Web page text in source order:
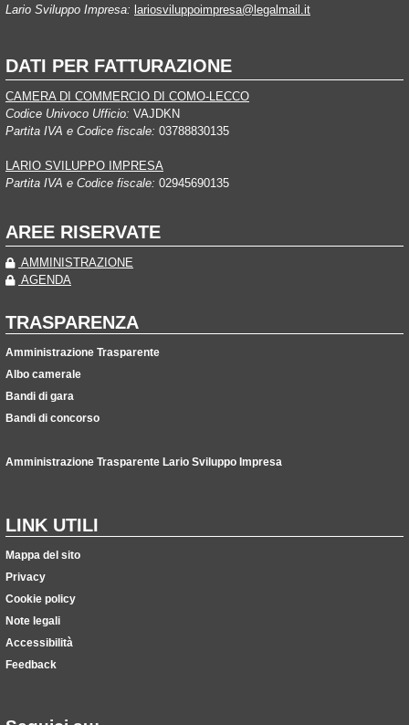
Lario Sviluppo Impresa: lariosviluppoimpresa@legalmail.it
DATI PER FATTURAZIONE
CAMERA DI COMMERCIO DI COMO-LECCO
Codice Univoco Ufficio: VAJDKN
Partita IVA e Codice fiscale: 03788830135
LARIO SVILUPPO IMPRESA
Partita IVA e Codice fiscale: 02945690135
AREE RISERVATE
AMMINISTRAZIONE
AGENDA
TRASPARENZA
Amministrazione Trasparente
Albo camerale
Bandi di gara
Bandi di concorso
Amministrazione Trasparente Lario Sviluppo Impresa
LINK UTILI
Mappa del sito
Privacy
Cookie policy
Note legali
Accessibilità
Feedback